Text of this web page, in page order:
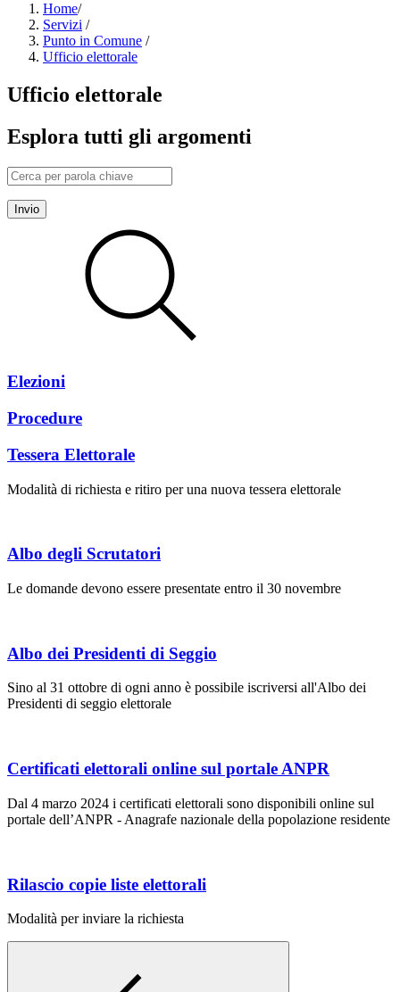
Home/
Servizi /
Punto in Comune /
Ufficio elettorale
Ufficio elettorale
Esplora tutti gli argomenti
Invio
Elezioni
Procedure
Tessera Elettorale
Modalità di richiesta e ritiro per una nuova tessera elettorale
Albo degli Scrutatori
Le domande devono essere presentate entro il 30 novembre
Albo dei Presidenti di Seggio
Sino al 31 ottobre di ogni anno è possibile iscriversi all'Albo dei
Presidenti di seggio elettorale
Certificati elettorali online sul portale ANPR
Dal 4 marzo 2024 i certificati elettorali sono disponibili online sul
portale dell’ANPR - Anagrafe nazionale della popolazione residente
Rilascio copie liste elettorali
Modalità per inviare la richiesta